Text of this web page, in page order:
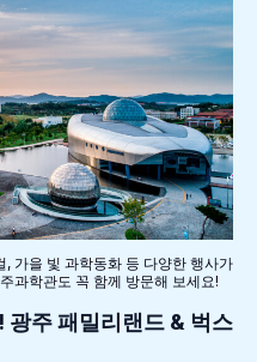
가을 빛 과학동화 등 다양한 행사가
과학관도 꼭 함께 방문해 보세요!
광주 패밀리랜드 & 벅스